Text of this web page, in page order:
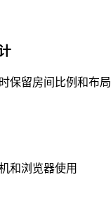
保留房间比例和布局
和浏览器使用